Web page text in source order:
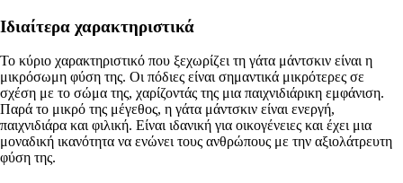
Ιδιαίτερα χαρακτηριστικά
Το κύριο χαρακτηριστικό που ξεχωρίζει τη γάτα μάντσκιν είναι η
μικρόσωμη φύση της. Οι πόδιες είναι σημαντικά μικρότερες σε
σχέση με το σώμα της, χαρίζοντάς της μια παιχνιδιάρικη εμφάνιση.
Παρά το μικρό της μέγεθος, η γάτα μάντσκιν είναι ενεργή,
παιχνιδιάρα και φιλική. Είναι ιδανική για οικογένειες και έχει μια
μοναδική ικανότητα να ενώνει τους ανθρώπους με την αξιολάτρευτη
φύση της.